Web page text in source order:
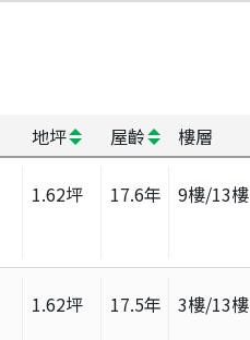
地坪 屋齡 樓層
1.62坪 17.6年 9樓/13樓
1.62坪 17.5年 3樓/13樓